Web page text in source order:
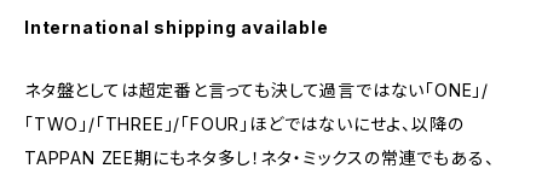
International shipping available
ネタ盤としては超定番と言っても決して過言ではない「ONE」/
「TWO」/「THREE」/「FOUR」ほどではないにせよ、以降の
TAPPAN ZEE期にもネタ多し！ネタ・ミックスの常連でもある、